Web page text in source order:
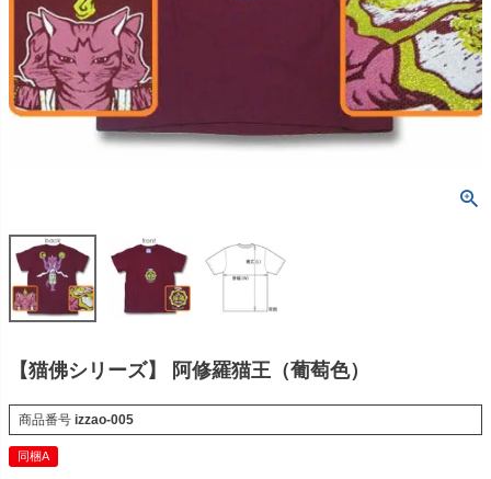
【猫佛シリーズ】 阿修羅猫王（葡萄色）
商品番号 izzao-005
同梱A